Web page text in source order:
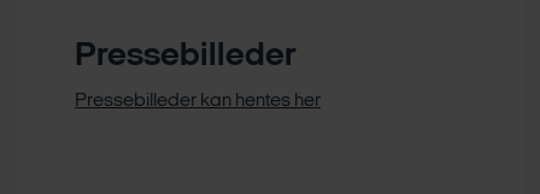
Pressebilleder
Pressebilleder kan hentes her